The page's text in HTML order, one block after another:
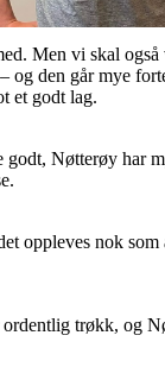
Men vi skal
og den går mye
et godt lag.
godt, Nøtterøy har
oppleves nok som
ordentlig trøkk, og